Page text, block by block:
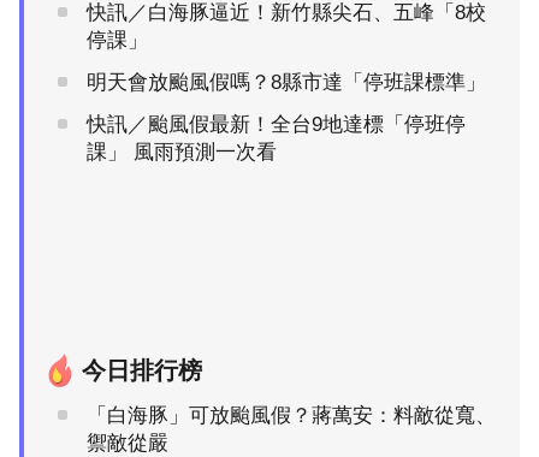
快訊／白海豚逼近！新竹縣尖石、五峰「8校
停課」
明天會放颱風假嗎？8縣市達「停班課標準」
快訊／颱風假最新！全台9地達標「停班停
課」 風雨預測一次看
今日排行榜
「白海豚」可放颱風假？蔣萬安：料敵從寬、
禦敵從嚴